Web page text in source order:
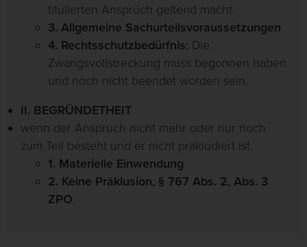
titulierten Anspruch geltend macht.
3. Allgemeine Sachurteilsvoraussetzungen
4. Rechtsschutzbedürfnis: Die
Zwangsvollstreckung muss begonnen haben
und noch nicht beendet worden sein.
II. BEGRÜNDETHEIT
wenn der Anspruch nicht mehr oder nur noch
zum Teil besteht und er nicht präkludiert ist.
1. Materielle Einwendung
2. Keine Präklusion, § 767 Abs. 2, Abs. 3
ZPO.